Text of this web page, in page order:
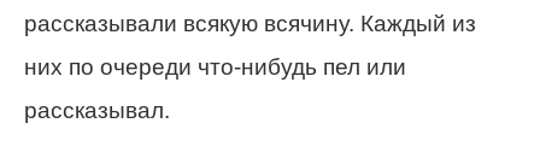
рассказывали всякую всячину. Каждый из
них по очереди что-нибудь пел или
рассказывал.